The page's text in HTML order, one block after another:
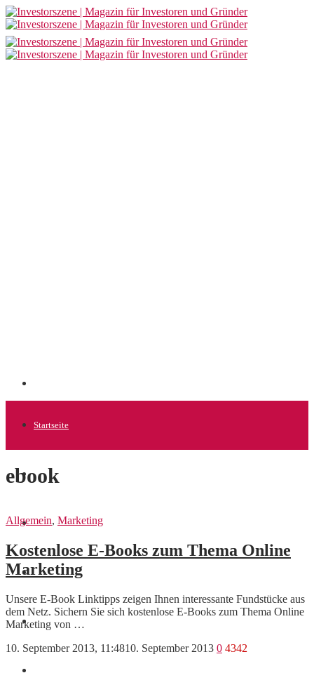
Startseite
Allgemein
Startups
News
Finanzen
ebook
Allgemein, Marketing
Kostenlose E-Books zum Thema Online
Marketing
Unsere E-Book Linktipps zeigen Ihnen interessante Fundstücke aus
dem Netz. Sichern Sie sich kostenlose E-Books zum Thema Online
Marketing von …
10. September 2013, 11:4810. September 2013 0 4342